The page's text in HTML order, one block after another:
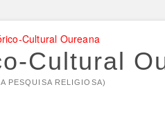
Cultural
PESQUISA RELIGIOSA)